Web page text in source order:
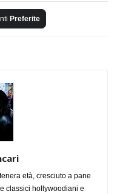
Preferite
età, cresciuto a pane
classici hollywoodiani e